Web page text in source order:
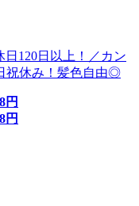
日120日以上！／カン
祝休み！髪色自由◎
円
円